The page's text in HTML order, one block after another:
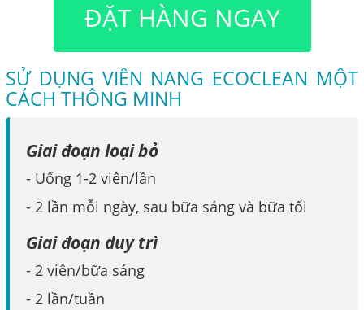
ĐẶT HÀNG NGAY
SỬ DỤNG VIÊN NANG ECOCLEAN MỘT
CÁCH THÔNG MINH
Giai đoạn loại bỏ
- Uống 1-2 viên/lần
- 2 lần mỗi ngày, sau bữa sáng và bữa tối
Giai đoạn duy trì
- 2 viên/bữa sáng
- 2 lần/tuần